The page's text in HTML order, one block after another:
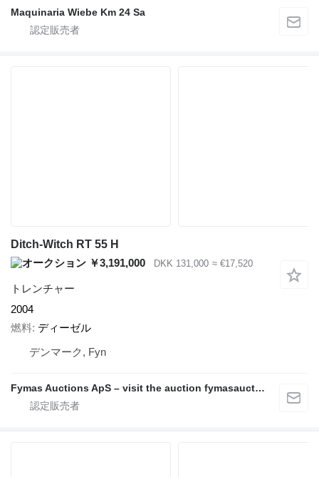
Maquinaria Wiebe Km 24 Sa
Ditch-Witch RT 55 H
￥3,191,000
DKK 131,000 ≈ €17,520
トレンチャー
2004
燃料 ディーゼル
デンマーク, Fyn
Fymas Auctions ApS – visit the auction fymasauctions.dk